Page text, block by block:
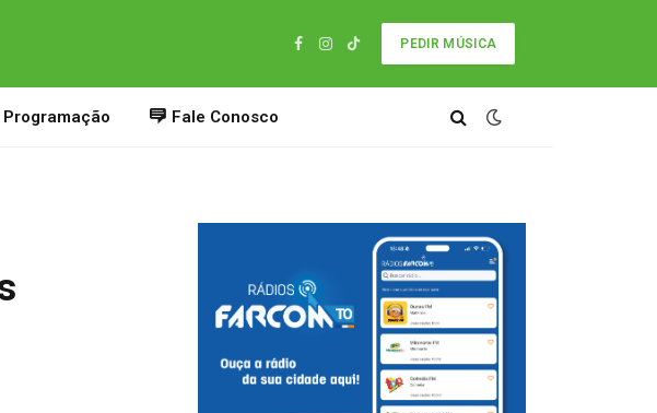
Facebook
Instagram
TikTok
PEDIR MÚSICA
Programação Fale Conosco